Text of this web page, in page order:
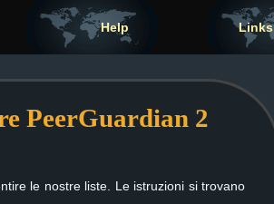
Help Links
PeerGuardian 2
le nostre liste. Le istruzioni si trovano